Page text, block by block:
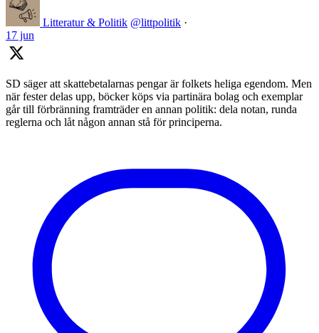
Litteratur & Politik @littpolitik ·
17 jun
SD säger att skattebetalarnas pengar är folkets heliga egendom. Men
när fester delas upp, böcker köps via partinära bolag och exemplar
går till förbränning framträder en annan politik: dela notan, runda
reglerna och låt någon annan stå för principerna.